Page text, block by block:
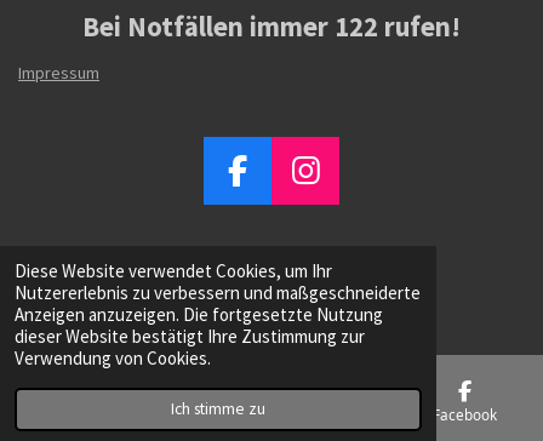
Diese Website verwendet Cookies, um Ihr
Nutzererlebnis zu verbessern und maßgeschneiderte
Anzeigen anzuzeigen. Die fortgesetzte Nutzung
dieser Website bestätigt Ihre Zustimmung zur
Verwendung von Cookies.
Ich stimme zu
Bei Notfällen immer 122 rufen!
Impressum
F
e
b
o
o
k
I
t
a
g
r
© 2023 - 2026 Feuerwehr Satteins
Mit Unterstützung von Webador
Telefon Facebook